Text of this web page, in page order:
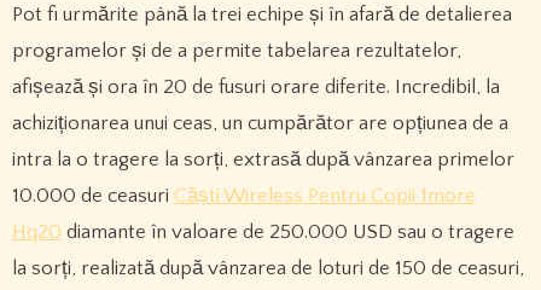
Pot fi urmărite până la trei echipe și în afară de detalierea
programelor și de a permite tabelarea rezultatelor,
afișează și ora în 20 de fusuri orare diferite. Incredibil, la
achiziționarea unui ceas, un cumpărător are opțiunea de a
intra la o tragere la sorți, extrasă după vânzarea primelor
10.000 de ceasuri Căști Wireless Pentru Copii 1more
Hq20 diamante în valoare de 250.000 USD sau o tragere
la sorți, realizată după vânzarea de loturi de 150 de ceasuri,